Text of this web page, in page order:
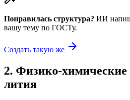
Понравилась структура? ИИ
вашу тему по ГОСТу.
Создать такую же
2. Физико-химические
лития